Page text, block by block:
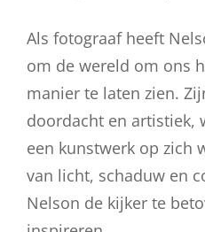
Als fotograaf heeft
om de wereld om ons
manier te laten zien.
doordacht en artistiek,
een kunstwerk op zich
van licht, schaduw en
Nelson de kijker te